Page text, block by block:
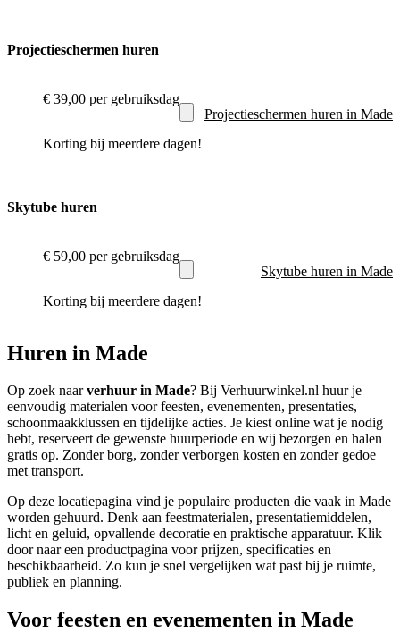
Projectieschermen huren
€ 39,00 per gebruiksdag
Korting bij meerdere dagen!
Projectieschermen huren in Made
Skytube huren
€ 59,00 per gebruiksdag
Korting bij meerdere dagen!
Skytube huren in Made
Huren in Made
Op zoek naarverhuur in Made? Bij Verhuurwinkel.nl huur je
eenvoudig materialen voor feesten, evenementen, presentaties,
schoonmaakklussen en tijdelijke acties. Je kiest online wat je nodig
hebt, reserveert de gewenste huurperiode en wij bezorgen en halen
gratis op. Zonder borg, zonder verborgen kosten en zonder gedoe
met transport.
Op deze locatiepagina vind je populaire producten die vaak in Made
worden gehuurd. Denk aan feestmaterialen, presentatiemiddelen,
licht en geluid, opvallende decoratie en praktische apparatuur. Klik
door naar een productpagina voor prijzen, specificaties en
beschikbaarheid. Zo kun je snel vergelijken wat past bij je ruimte,
publiek en planning.
Voor feesten en evenementen in Made